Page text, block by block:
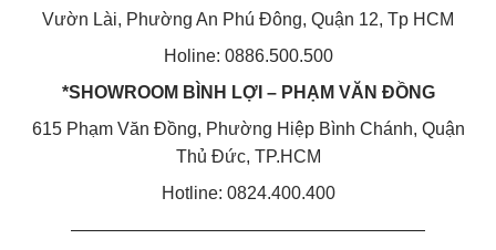
Vườn Lài, Phường An Phú Đông, Quận 12, Tp HCM
Holine: 0886.500.500
*SHOWROOM BÌNH LỢI – PHẠM VĂN ĐỒNG
615 Phạm Văn Đồng, Phường Hiệp Bình Chánh, Quận
Thủ Đức, TP.HCM
Hotline: 0824.400.400
————————————————————